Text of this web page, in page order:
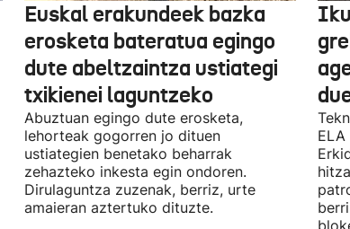
Euskal erakundeek bazka
erosketa bateratua egingo
dute abeltzaintza ustiategi
txikienei laguntzeko
Abuztuan egingo dute erosketa,
lehorteak gogorren jo dituen
ustiategien benetako beharrak
zehazteko inkesta egin ondoren.
Dirulaguntza zuzenak, berriz, urte
amaieran aztertuko dituzte.